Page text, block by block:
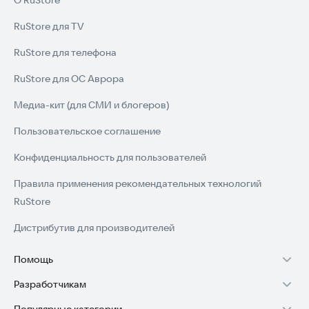
RuStore для TV
RuStore для телефона
RuStore для ОС Аврора
Медиа-кит (для СМИ и блогеров)
Пользовательское соглашение
Конфиденциальность для пользователей
Правила применения рекомендательных технологий
RuStore
Дистрибутив для производителей
Помощь
Установка RuStore на TV
Разработчикам